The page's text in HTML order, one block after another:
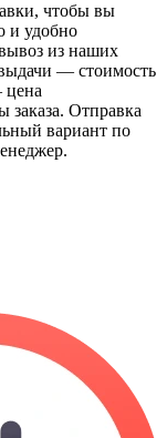
чтобы вы
и удобно
из наших
— стоимость
цена
заказа. Отправка
вариант по